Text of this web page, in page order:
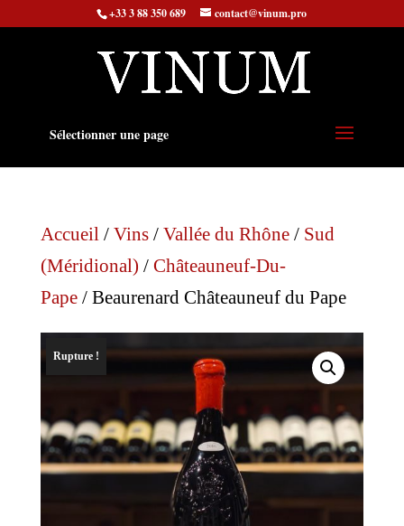
+33 3 88 350 689 contact@vinum.pro
Sélectionner une page
Accueil/ Vins/ Vallée du Rhône/ Sud
(Méridional) / Châteauneuf-Du-
Pape/ Beaurenard Châteauneuf du Pape
Rupture !